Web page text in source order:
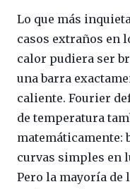
Lo que más
casos extraños en
calor pudiera ser
una barra
caliente. Fourier
de temperatura
matemáticamente:
curvas simples en
Pero la mayoría de